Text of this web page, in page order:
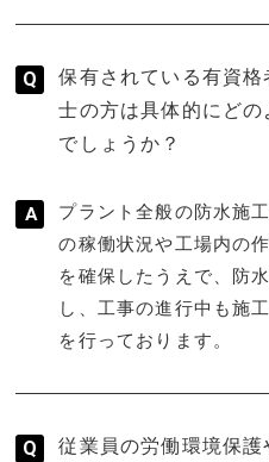
保有されている有資
士の方は具体的にど
でしょうか？
プラント全般の防水施
の稼働状況や工場内の
を確保したうえで、防
し、工事の進行中も施
を行っております。
従業員の労働環境保